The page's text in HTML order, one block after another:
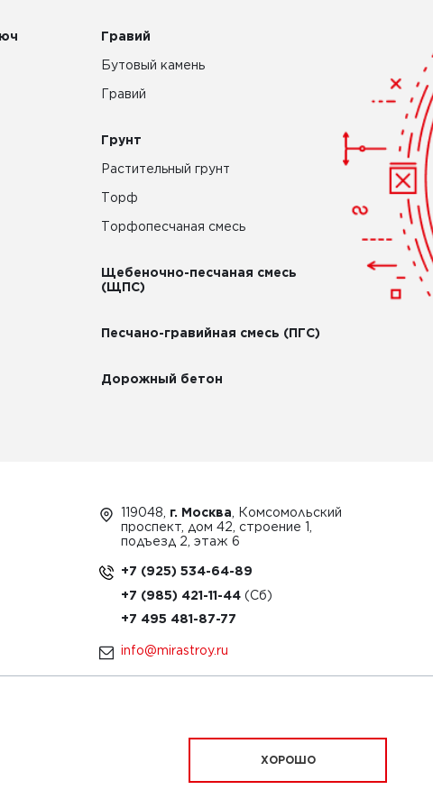
Гравий
Бутовый камень
Гравий
Грунт
Растительный грунт
Торф
Торфопесчаная смесь
Щебеночно-песчаная смесь
(ЩПС)
Песчано-гравийная смесь (ПГС)
Дорожный бетон
119048, г. Москва , Комсомольский
проспект, дом 42, строение 1,
подъезд 2, этаж 6
+7 (925) 534-64-89
+7 (985) 421-11-44
+7 495 481-87-77
info@mirastroy.ru
характер и ни при каких условиях
ХОРОШО